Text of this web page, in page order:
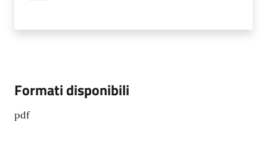
Formati disponibili
pdf